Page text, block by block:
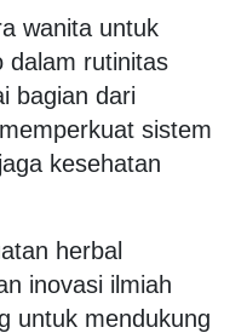
wanita untuk
dalam rutinitas
bagian dari
sistem
kesehatan
herbal
inovasi ilmiah
untuk mendukung